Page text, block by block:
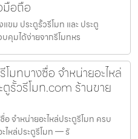
มือถือ
ม ประตูรั้วรีโมท และ ประตู
คุมได้ง่ายจากรีโมทหร
มทบางซื่อ จำหน่ายอะไหล่
รั้วรีโมท.com ร้านขาย
จำหน่ายอะไหล่ประตูรีโมท ครบ
ไหล่ประตูรีโมท — รั